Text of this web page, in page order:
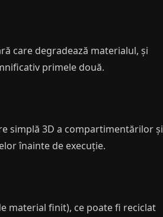
care degradează materialul, și
primele două.
simplă 3D a compartimentărilor și
înainte de execuție.
material finit), ce poate fi reciclat